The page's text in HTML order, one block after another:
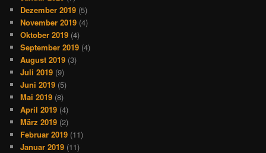
Dezember 2019 (5)
November 2019 (4)
Oktober 2019 (4)
September 2019 (4)
August 2019 (3)
Juli 2019 (9)
Juni 2019 (5)
Mai 2019 (8)
April 2019 (4)
März 2019 (2)
Februar 2019 (11)
Januar 2019 (11)